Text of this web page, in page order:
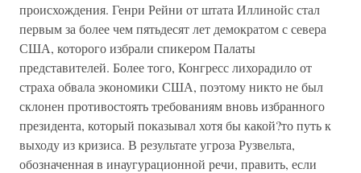
происхождения. Генри Рейни от штата Иллинойс стал
первым за более чем пятьдесят лет демократом с севера
США, которого избрали спикером Палаты
представителей. Более того, Конгресс лихорадило от
страха обвала экономики США, поэтому никто не был
склонен противостоять требованиям вновь избранного
президента, который показывал хотя бы какой?то путь к
выходу из кризиса. В результате угроза Рузвельта,
обозначенная в инаугурационной речи, править, если